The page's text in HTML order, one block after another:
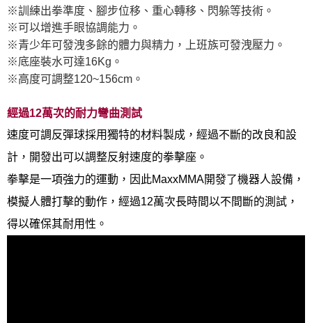
※訓練出拳準度、腳步位移、重心轉移、閃躲等技術。
※可以增進手眼協調能力。
※青少年可發洩多餘的體力與精力，上班族可發洩壓力。
※底座裝水可達16Kg。
※高度可調整120~156cm。
經過12萬次的耐力彎曲測試
速度可調反彈球採用獨特的材料製成，經過不斷的改良和設
計，開發出可以調整反射速度的拳擊座。
拳擊是一項強力的運動，因此MaxxMMA開發了機器人設備，
模擬人體打擊的動作，經過12萬次長時間以不間斷的測試，
得以確保其耐用性。